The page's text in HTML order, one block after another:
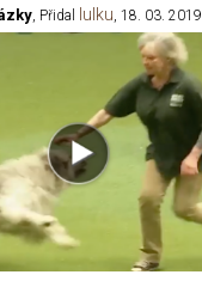
, Přidal lulku, 18. 03. 2019